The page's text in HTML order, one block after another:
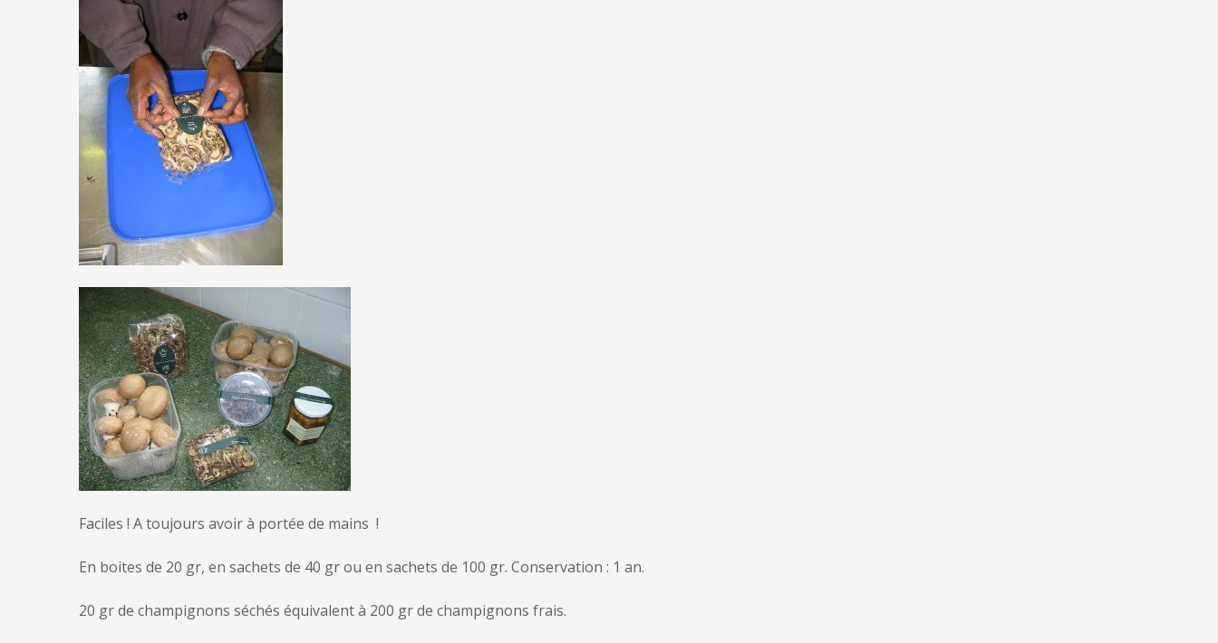
Faciles ! A toujours avoir à portée de mains !
En boites de 20 gr, en sachets de 40 gr ou en sachets de 100 gr. Conservation : 1 an.
20 gr de champignons séchés équivalent à 200 gr de champignons frais.